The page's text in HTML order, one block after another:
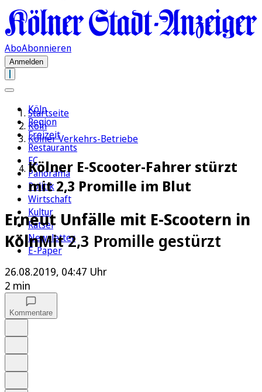
AboAbonnieren
Anmelden
Köln
Region
Freizeit
Restaurants
FC
Panorama
Politik
Wirtschaft
Kultur
Rätsel
Newsletter
E-Paper
Startseite
Köln
Kölner Verkehrs-Betriebe
Kölner E-Scooter-Fahrer stürzt
mit 2,3 Promille im Blut
Erneut Unfälle mit E-Scootern in
KölnMit 2,3 Promille gestürzt
26.08.2019, 04:47 Uhr
2 min
Kommentare